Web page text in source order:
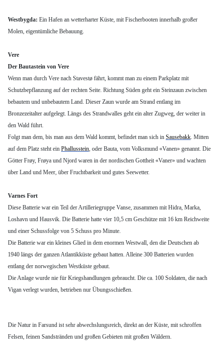
Westbygda: Ein Hafen an wetterharter Küste, mit Fischerbooten innerhalb großer
Molen, eigentümliche Bebauung.
Vere
Der Bautastein von Vere
Wenn man durch Vere nach Stavestø fährt, kommt man zu einem Parkplatz mit
Schutzbepflanzung auf der rechten Seite. Richtung Süden geht ein Steinzaun zwischen
bebautem und unbebautem Land. Dieser Zaun wurde am Strand entlang im
Bronzezeitalter aufgelegt. Längs des Strandwalles geht ein alter Zugweg, der weiter in
den Wald führt.
Folgt man dem, bis man aus dem Wald kommt, befindet man sich in Sausebakk . Mitten
auf dem Platz steht ein Phallusstein , oder Bauta, vom Volksmund «Vanen» genannt. Die
Götter Frøy, Frøya und Njord waren in der nordischen Gottheit «Vaner» und wachten
über Land und Meer, über Fruchtbarkeit und gutes Seewetter.
Varnes Fort
Diese Batterie war ein Teil der Artilleriegruppe Vanse, zusammen mit Hidra, Marka,
Loshavn und Hausvik. Die Batterie hatte vier 10,5 cm Geschütze mit 16 km Reichweite
und einer Schussfolge von 5 Schuss pro Minute.
Die Batterie war ein kleines Glied in dem enormen Westwall, den die Deutschen ab
1940 längs der ganzen Atlantikküste gebaut hatten. Alleine 300 Batterien wurden
entlang der norwegischen Westküste gebaut.
Die Anlage wurde nie für Kriegshandlungen gebraucht. Die ca. 100 Soldaten, die nach
Vigan verlegt wurden, betrieben nur Übungsschießen.
Die Natur in Farsund ist sehr abwechslungsreich, direkt an der Küste, mit schroffen
Felsen, feinen Sandstränden und großen Gebieten mit großen Wäldern.